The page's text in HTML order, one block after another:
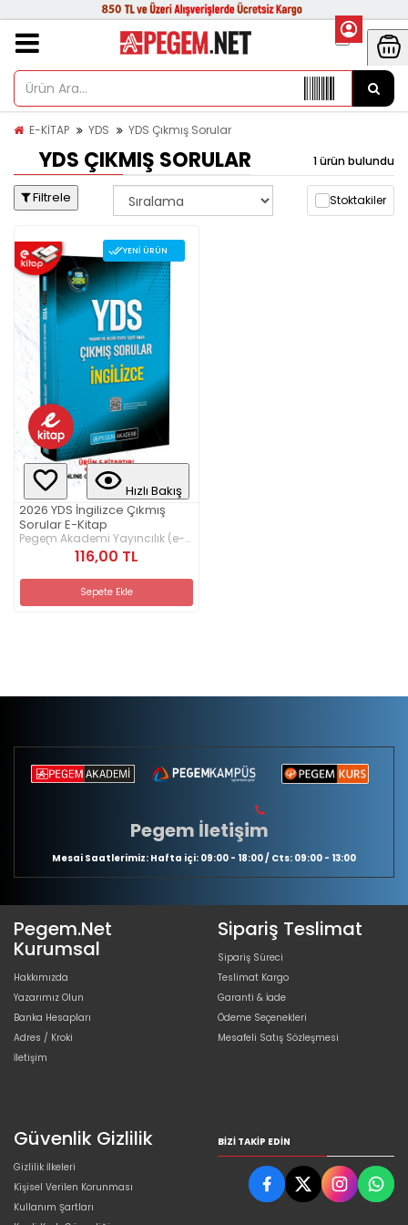
E-KİTAP YDS YDS Çıkmış Sorular
YDS ÇIKMIŞ SORULAR 1 ürün bulundu
Filtrele Stoktakiler
YENI ÜRÜN
Hızlı Bakış
2026 YDS İngilizce Çıkmış
Sorular E-Kitap
Pegem Akademi Yayıncılık (e-
kitap) 116,00 TL
Sepete Ekle
Pegem İletişim
Mesai Saatlerimiz: Hafta içi: 09:00 - 18:00 / Cts: 09:00 - 13:00
Pegem.Net
Kurumsal
Hakkımızda
Yazarımız Olun
Banka Hesapları
Adres / Kroki
İletişim
Sipariş Teslimat
Sipariş Süreci
Teslimat Kargo
Garanti & İade
Ödeme Seçenekleri
Mesafeli Satış Sözleşmesi
Güvenlik Gizlilik
Gizlilik İlkeleri
Kişisel Verilen Korunması
Kullanım Şartları
BIZI TAKIP EDIN